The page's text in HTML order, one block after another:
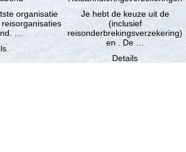
organisatie
…
Je hebt de keuze uit de
(inclusief
reisonderbrekingsverzekering)
en . De …
Details